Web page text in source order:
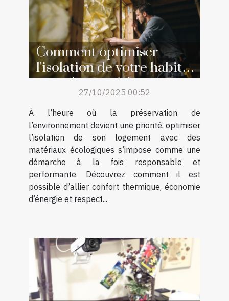
Comment optimiser
l'isolation de votre habitat
avec des matériaux
écologiques ?
27/10/2025 00:52
À l’heure où la préservation de
l’environnement devient une priorité, optimiser
l’isolation de son logement avec des
matériaux écologiques s’impose comme une
démarche à la fois responsable et
performante. Découvrez comment il est
possible d’allier confort thermique, économie
d’énergie et respect...